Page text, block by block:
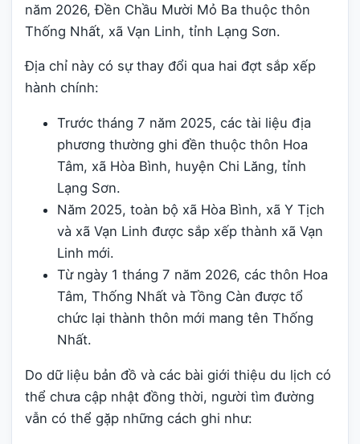
năm 2026, Đền Chầu Mười Mỏ Ba thuộc thôn
Thống Nhất, xã Vạn Linh, tỉnh Lạng Sơn.
Địa chỉ này có sự thay đổi qua hai đợt sắp xếp
hành chính:
Trước tháng 7 năm 2025, các tài liệu địa
phương thường ghi đền thuộc thôn Hoa
Tâm, xã Hòa Bình, huyện Chi Lăng, tỉnh
Lạng Sơn.
Năm 2025, toàn bộ xã Hòa Bình, xã Y Tịch
và xã Vạn Linh được sắp xếp thành xã Vạn
Linh mới.
Từ ngày 1 tháng 7 năm 2026, các thôn Hoa
Tâm, Thống Nhất và Tồng Càn được tổ
chức lại thành thôn mới mang tên Thống
Nhất.
Do dữ liệu bản đồ và các bài giới thiệu du lịch có
thể chưa cập nhật đồng thời, người tìm đường
vẫn có thể gặp những cách ghi như: